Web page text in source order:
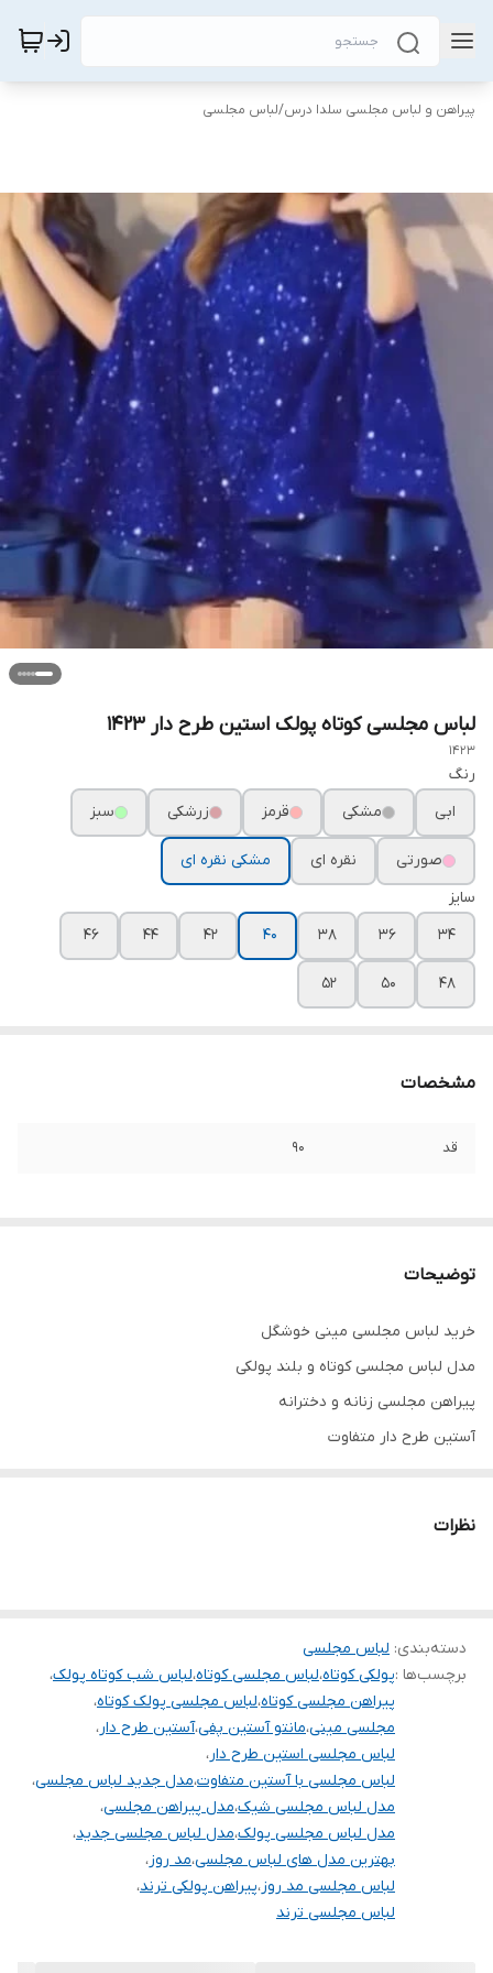
پیراهن و لباس مجلسی سلدا درس/لباس مجلسی
لباس مجلسی کوتاه پولک استین طرح دار ۱۴۲۳
1423
رنگ
ابی
مشکی قرمز زرشکی سبز
صورتی نقره ای
مشکی نقره ای
سایز
۳۴
۳۶ ۳۸ ۴۰ ۴۲ ۴۴ ۴۶
۴۸ ۵۰ ۵۲
مشخصات
قد ۹۰
توضیحات
خرید لباس مجلسی مینی خوشگل
مدل لباس مجلسی کوتاه و بلند پولکی
پیراهن مجلسی زنانه و دخترانه
آستین طرح دار متفاوت
جنس پولک درجه یک
۰۹۰۵۳۷۷۴۹۵۷
دوستان عزیز در هنگام انتخاب مدل دقت کنید مشخصات لباس ها زیر
آنها درج شده است چون این سایت امکان مرجوع ندارد و فقط امکان
تعویض سایز دارد.
نظرات
دسته‌بندی: لباس مجلسی
برچسب‌ها :پولکی کوتاه،لباس مجلسی کوتاه،لباس شب کوتاه پولک،
پیراهن مجلسی کوتاه،لباس مجلسی پولک کوتاه،
مجلسی مینی،مانتو آستین پفی،آستین طرح دار،
لباس مجلسی استین طرح دار،
لباس مجلسی با آستین متفاوت،مدل جدید لباس مجلسی،
مدل لباس مجلسی شیک،مدل پیراهن مجلسی،
مدل لباس مجلسی پولک،مدل لباس مجلسی جدید،
بهترین مدل های لباس مجلسی،مد روز،
لباس مجلسی مد روز،پیراهن پولکی ترند،
لباس مجلسی ترند